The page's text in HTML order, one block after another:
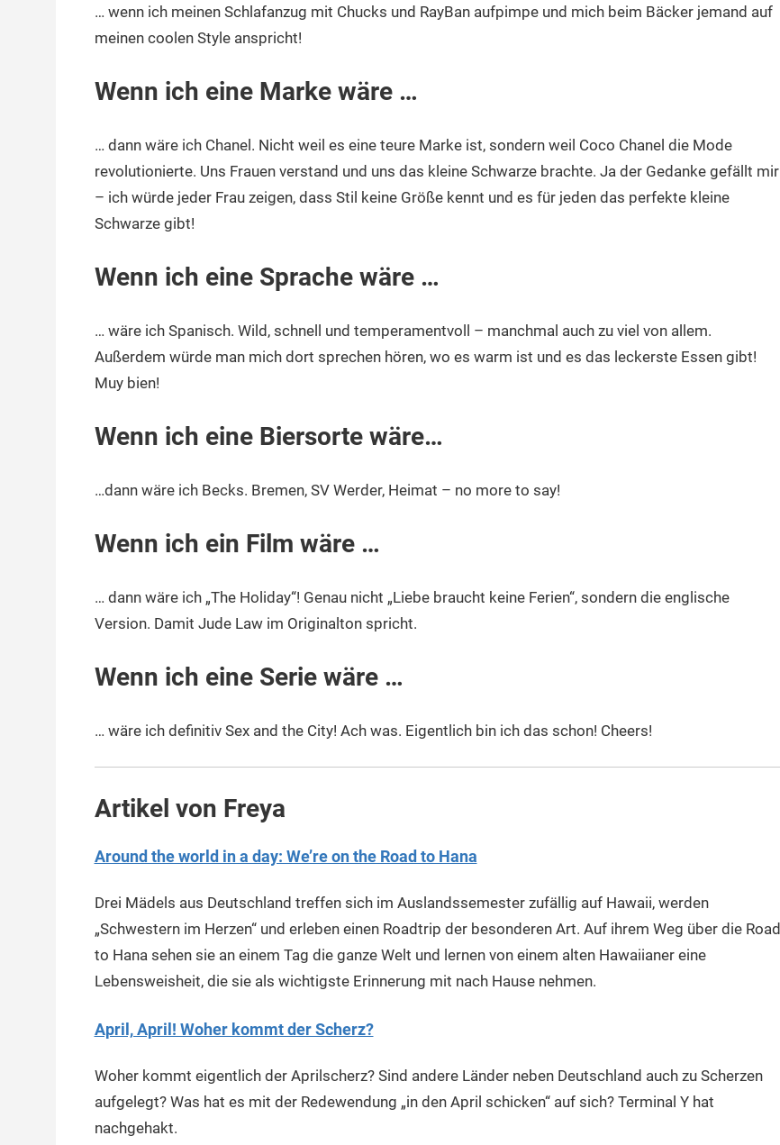
… wenn ich meinen Schlafanzug mit Chucks und RayBan aufpimpe und mich beim Bäcker jemand auf
meinen coolen Style anspricht!
Wenn ich eine Marke wäre …
… dann wäre ich Chanel. Nicht weil es eine teure Marke ist, sondern weil Coco Chanel die Mode
revolutionierte. Uns Frauen verstand und uns das kleine Schwarze brachte. Ja der Gedanke gefällt mir
– ich würde jeder Frau zeigen, dass Stil keine Größe kennt und es für jeden das perfekte kleine
Schwarze gibt!
Wenn ich eine Sprache wäre …
… wäre ich Spanisch. Wild, schnell und temperamentvoll – manchmal auch zu viel von allem.
Außerdem würde man mich dort sprechen hören, wo es warm ist und es das leckerste Essen gibt!
Muy bien!
Wenn ich eine Biersorte wäre…
…dann wäre ich Becks. Bremen, SV Werder, Heimat – no more to say!
Wenn ich ein Film wäre …
… dann wäre ich „The Holiday“! Genau nicht „Liebe braucht keine Ferien“, sondern die englische
Version. Damit Jude Law im Originalton spricht.
Wenn ich eine Serie wäre …
… wäre ich definitiv Sex and the City! Ach was. Eigentlich bin ich das schon! Cheers!
Artikel von Freya
Around the world in a day: We’re on the Road to Hana
Drei Mädels aus Deutschland treffen sich im Auslandssemester zufällig auf Hawaii, werden
„Schwestern im Herzen“ und erleben einen Roadtrip der besonderen Art. Auf ihrem Weg über die Road
to Hana sehen sie an einem Tag die ganze Welt und lernen von einem alten Hawaiianer eine
Lebensweisheit, die sie als wichtigste Erinnerung mit nach Hause nehmen.
April, April! Woher kommt der Scherz?
Woher kommt eigentlich der Aprilscherz? Sind andere Länder neben Deutschland auch zu Scherzen
aufgelegt? Was hat es mit der Redewendung „in den April schicken“ auf sich? Terminal Y hat
nachgehakt.